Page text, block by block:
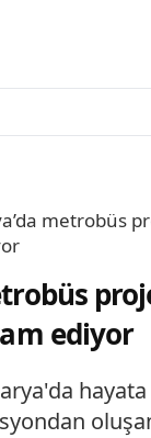
metrobüs
ediyor